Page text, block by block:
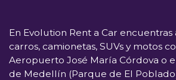
En Evolution Rent a Car
carros, camionetas, SUVs y motos
Aeropuerto José María Córdova o
de Medellín (Parque de El